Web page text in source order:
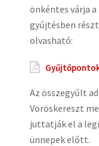
önkéntes várja
gyűjtésben
olvasható:
Az összegyűlt
Vöröskereszt
juttatják el a
ünnepek előtt.